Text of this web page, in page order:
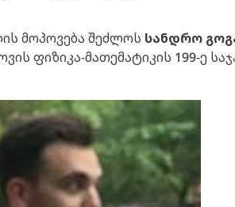
მოპოვება შეძლოს სანდრო
ფიზიკა-მათემატიკის 199-ე